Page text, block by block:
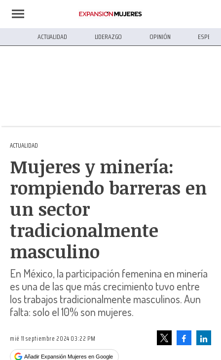
ACTUALIDAD LIDERAZGO OPINIÓN
ACTUALIDAD
Mujeres y minería:
rompiendo barreras en
un sector
tradicionalmente
masculino
En México, la participación femenina en minería
es una de las que más crecimiento tuvo entre
los trabajos tradicionalmente masculinos. Aun
falta: solo el 10% son mujeres.
mié 11 septiembre 2024 03:22 PM
Añadir Expansión Mujeres en Google
Facebook